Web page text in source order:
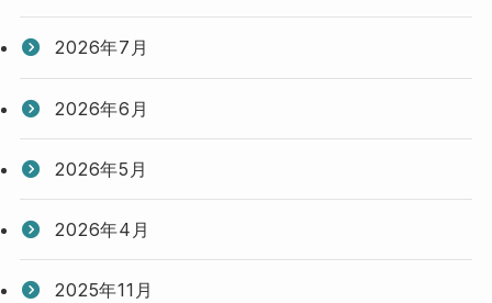
2026年7月
2026年6月
2026年5月
2026年4月
2025年11月